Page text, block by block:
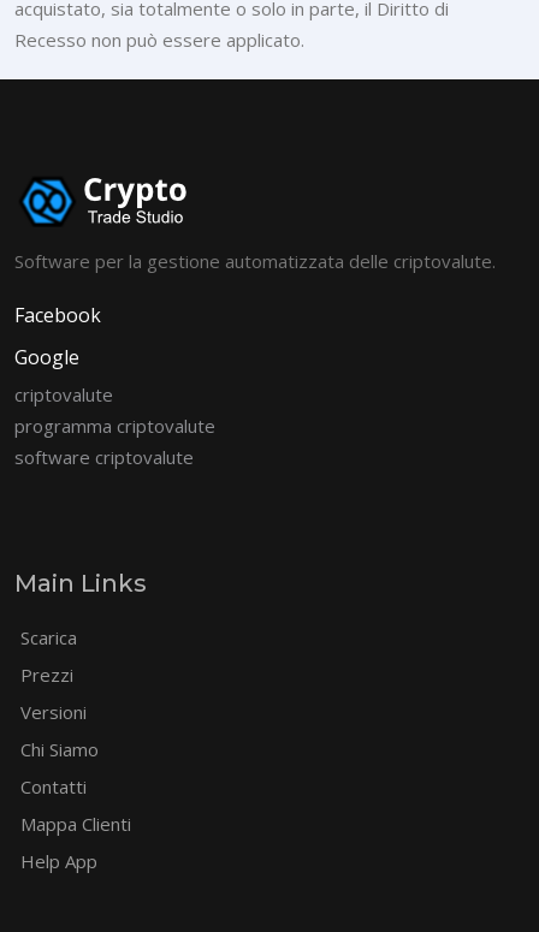
acquistato, sia totalmente o solo in parte, il Diritto di
Recesso non può essere applicato.
Software per la gestione automatizzata delle criptovalute.
Facebook
Google
criptovalute
programma criptovalute
software criptovalute
Main Links
Scarica
Prezzi
Versioni
Chi Siamo
Contatti
Mappa Clienti
Help App